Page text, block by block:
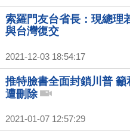
索羅門友台省長：現總理
與台灣復交
2021-12-03 18:54:17
推特臉書全面封鎖川普 籲
遭刪除
2021-01-07 12:57:29